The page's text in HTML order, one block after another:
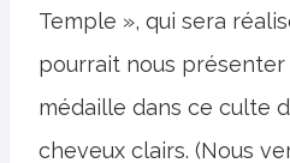
Temple », qui sera
pourrait nous
médaille dans ce culte
cheveux clairs. (Nous